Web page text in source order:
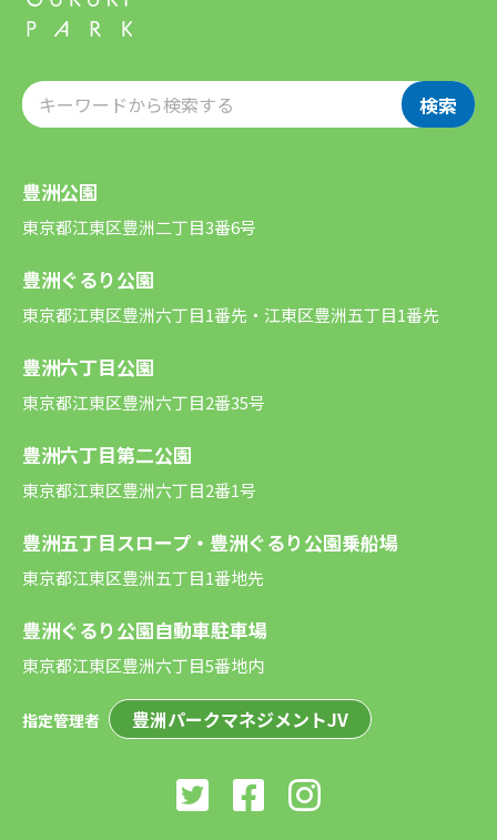
検索
豊洲公園
東京都江東区豊洲二丁目3番6号
豊洲ぐるり公園
東京都江東区豊洲六丁目1番先・江東区豊洲五丁目1番先
豊洲六丁目公園
東京都江東区豊洲六丁目2番35号
豊洲六丁目第二公園
東京都江東区豊洲六丁目2番1号
豊洲五丁目スロープ・豊洲ぐるり公園乗船場
東京都江東区豊洲五丁目1番地先
豊洲ぐるり公園自動車駐車場
東京都江東区豊洲六丁目5番地内
指定管理者 豊洲パークマネジメントJV